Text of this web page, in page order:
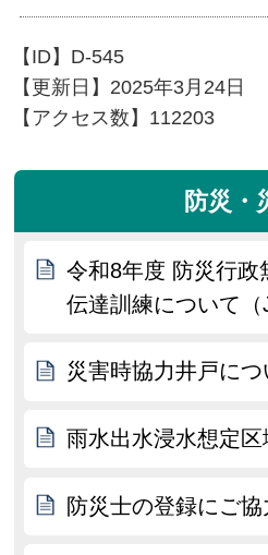
【ID】 D-545
【更新日】 2025年3月24日
【アクセス数】 112203
防災・
令和8年度 防災行政
伝達訓練について（
災害時協力井戸につ
雨水出水浸水想定
防災士の登録にご